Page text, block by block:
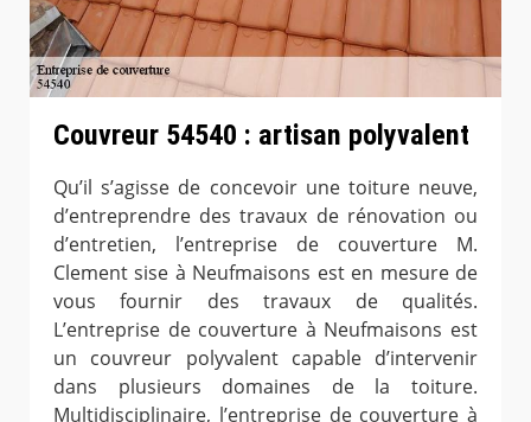
Couvreur 54540 : artisan polyvalent
Qu’il s’agisse de concevoir une toiture neuve,
d’entreprendre des travaux de rénovation ou
d’entretien, l’entreprise de couverture M.
Clement sise à Neufmaisons est en mesure de
vous fournir des travaux de qualités.
L’entreprise de couverture à Neufmaisons est
un couvreur polyvalent capable d’intervenir
dans plusieurs domaines de la toiture.
Multidisciplinaire, l’entreprise de couverture à